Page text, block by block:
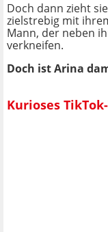
Doch dann zieht
zielstrebig mit
Mann, der neben
verkneifen.
Doch ist Arina
Kurioses